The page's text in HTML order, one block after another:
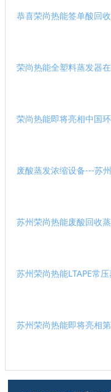
恭喜荣尚热能签单酸回
荣尚热能全塑料蒸发器
荣尚热能即将亮相中国
废酸蒸发浓缩设备---苏
苏州荣尚热能废酸回收
苏州荣尚热能LTAPE常
苏州荣尚热能即将亮相